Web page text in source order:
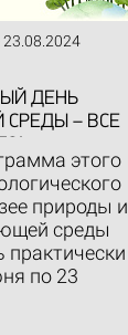
23.08.2024
ДЕНЬ
– ВСЕ
этого
природы и
среды
практически
по 23